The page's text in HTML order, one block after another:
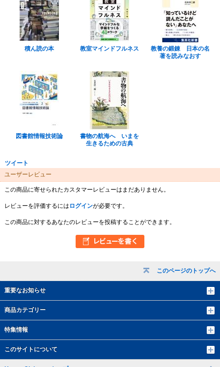
このページのトップへ
重要なお知らせ
商品カテゴリー
特集情報
このサイトについて
積ん読の本 教室マインドフルネス
教養の鍛錬 日本の名
著を読みなおす
図書館情報技術論
書物の航海へ いまを
生きるための古典
ツイート
ユーザーレビュー
この商品に寄せられたカスタマーレビューはまだありません。
レビューを評価するには ログインが必要です。
この商品に対するあなたのレビューを投稿することができます。